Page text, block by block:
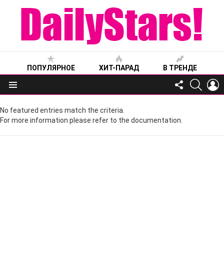
ПОПУЛЯРНОЕ ХИТ-ПАРАД В ТРЕНДЕ
Меню
FOLLOW
US
No featured entries match the criteria.
For more information please refer to the documentation.